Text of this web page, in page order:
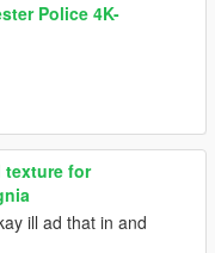
Police 4K-
texture for
ill ad that in and